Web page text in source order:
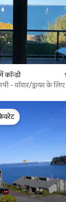
कॉन्डो
- वॉशर/ड्रायर के